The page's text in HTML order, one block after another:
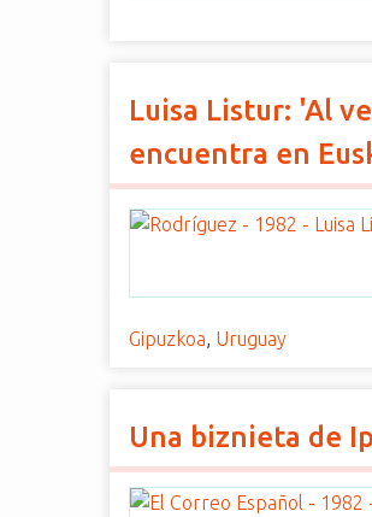
Luisa Listur: 'Al
encuentra en
Gipuzkoa, Uruguay
Una biznieta de